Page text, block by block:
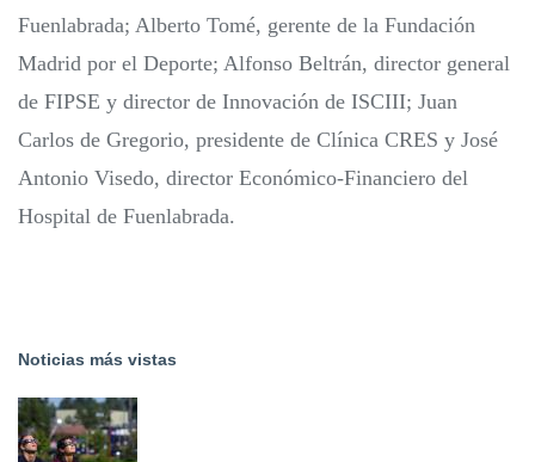
Fuenlabrada; Alberto Tomé, gerente de la Fundación
Madrid por el Deporte; Alfonso Beltrán, director general
de FIPSE y director de Innovación de ISCIII; Juan
Carlos de Gregorio, presidente de Clínica CRES y José
Antonio Visedo, director Económico-Financiero del
Hospital de Fuenlabrada.
Noticias más vistas